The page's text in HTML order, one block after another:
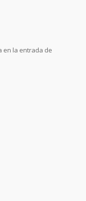
en la entrada de